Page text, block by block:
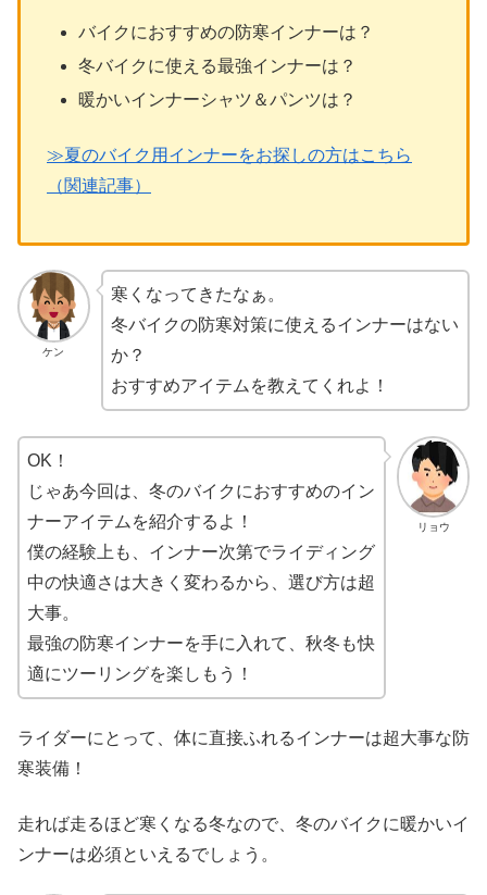
バイクにおすすめの防寒インナーは？
冬バイクに使える最強インナーは？
暖かいインナーシャツ＆パンツは？
≫夏のバイク用インナーをお探しの方はこちら
（関連記事）
ケン
寒くなってきたなぁ。
冬バイクの防寒対策に使えるインナーはない
か？
おすすめアイテムを教えてくれよ！
リョウ
OK！
じゃあ今回は、冬のバイクにおすすめのイン
ナーアイテムを紹介するよ！
僕の経験上も、インナー次第でライディング
中の快適さは大きく変わるから、選び方は超
大事。
最強の防寒インナーを手に入れて、秋冬も快
適にツーリングを楽しもう！
ライダーにとって、体に直接ふれるインナーは超大事な防
寒装備！
走れば走るほど寒くなる冬なので、冬のバイクに暖かいイ
ンナーは必須といえるでしょう。